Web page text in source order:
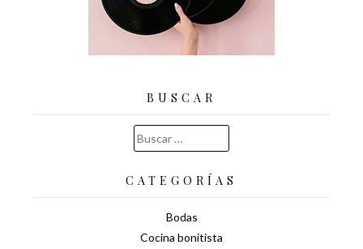
BUSCAR
Buscar:
CATEGORÍAS
Bodas
Cocina bonitista